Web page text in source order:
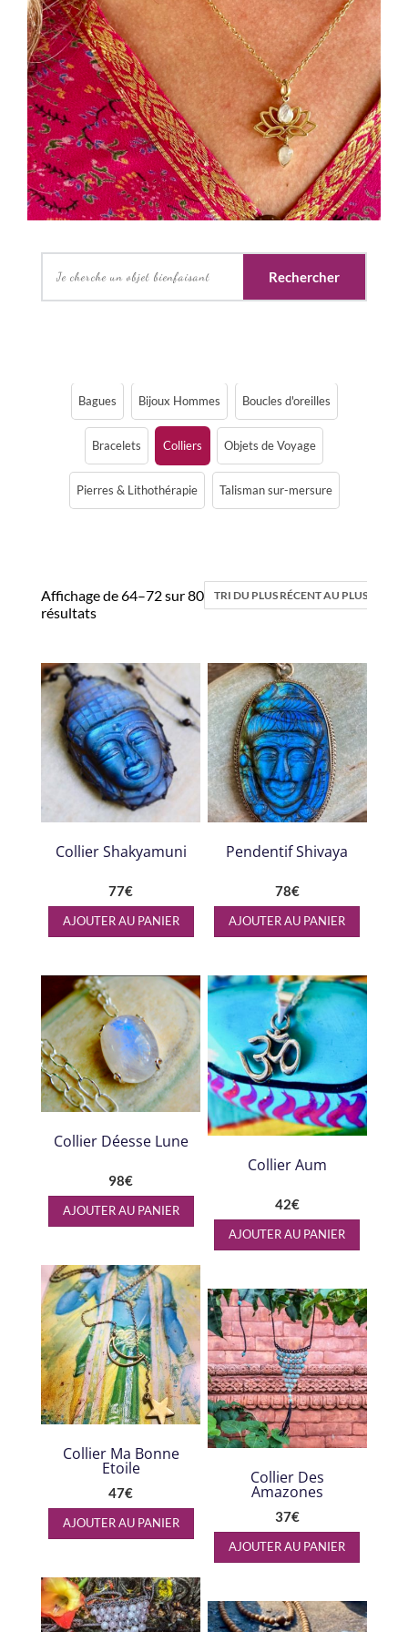
Rechercher
Bagues Bijoux Hommes Boucles d'oreilles
Bracelets Colliers Objets de Voyage
Pierres & Lithothérapie Talisman sur-mersure
Affichage de 64–72 sur 80
résultats
Collier Shakyamuni
77€
AJOUTER AU PANIER
Pendentif Shivaya
78€
AJOUTER AU PANIER
Collier Déesse Lune
98€
AJOUTER AU PANIER
Collier Aum
42€
AJOUTER AU PANIER
Collier Ma Bonne
Etoile
47€
AJOUTER AU PANIER
Collier Des
Amazones
37€
AJOUTER AU PANIER